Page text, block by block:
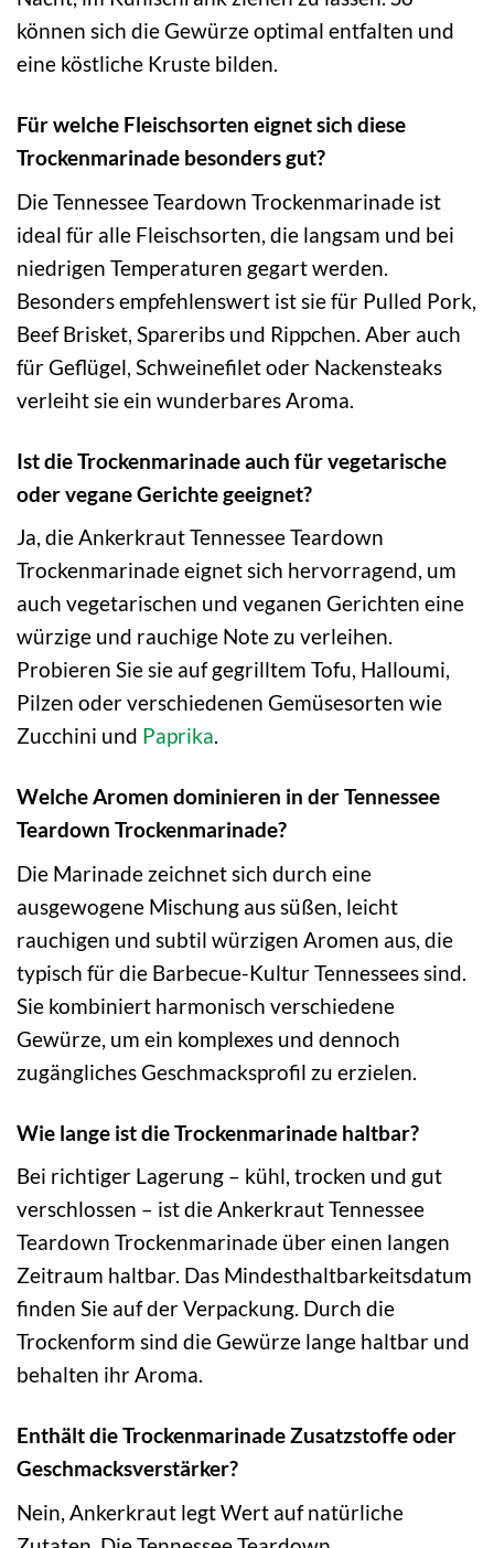
können sich die Gewürze optimal entfalten und
eine köstliche Kruste bilden.
Für welche Fleischsorten eignet sich diese
Trockenmarinade besonders gut?
Die Tennessee Teardown Trockenmarinade ist
ideal für alle Fleischsorten, die langsam und bei
niedrigen Temperaturen gegart werden.
Besonders empfehlenswert ist sie für Pulled Pork,
Beef Brisket, Spareribs und Rippchen. Aber auch
für Geflügel, Schweinefilet oder Nackensteaks
verleiht sie ein wunderbares Aroma.
Ist die Trockenmarinade auch für vegetarische
oder vegane Gerichte geeignet?
Ja, die Ankerkraut Tennessee Teardown
Trockenmarinade eignet sich hervorragend, um
auch vegetarischen und veganen Gerichten eine
würzige und rauchige Note zu verleihen.
Probieren Sie sie auf gegrilltem Tofu, Halloumi,
Pilzen oder verschiedenen Gemüsesorten wie
Zucchini und Paprika.
Welche Aromen dominieren in der Tennessee
Teardown Trockenmarinade?
Die Marinade zeichnet sich durch eine
ausgewogene Mischung aus süßen, leicht
rauchigen und subtil würzigen Aromen aus, die
typisch für die Barbecue-Kultur Tennessees sind.
Sie kombiniert harmonisch verschiedene
Gewürze, um ein komplexes und dennoch
zugängliches Geschmacksprofil zu erzielen.
Wie lange ist die Trockenmarinade haltbar?
Bei richtiger Lagerung – kühl, trocken und gut
verschlossen – ist die Ankerkraut Tennessee
Teardown Trockenmarinade über einen langen
Zeitraum haltbar. Das Mindesthaltbarkeitsdatum
finden Sie auf der Verpackung. Durch die
Trockenform sind die Gewürze lange haltbar und
behalten ihr Aroma.
Enthält die Trockenmarinade Zusatzstoffe oder
Geschmacksverstärker?
Nein, Ankerkraut legt Wert auf natürliche